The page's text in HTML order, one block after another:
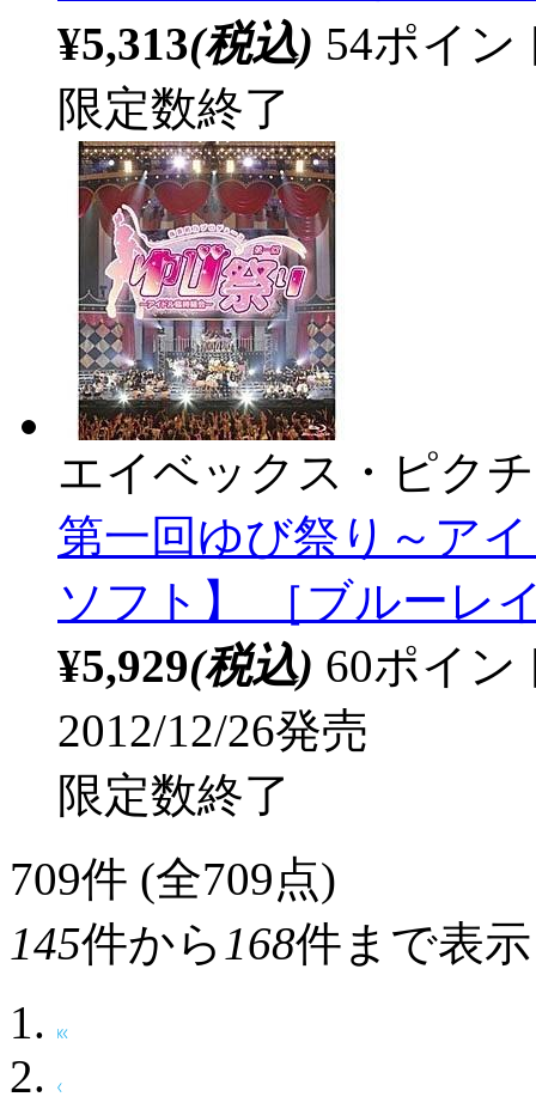
¥5,313(税込) 54ポイ
限定数終了
エイベックス・ピク
第一回ゆび祭り～ア
ソフト】 ［ブルーレ
¥5,929(税込) 60ポイ
2012/12/26発売
限定数終了
709件 (全709点)
145件から 168件まで表示